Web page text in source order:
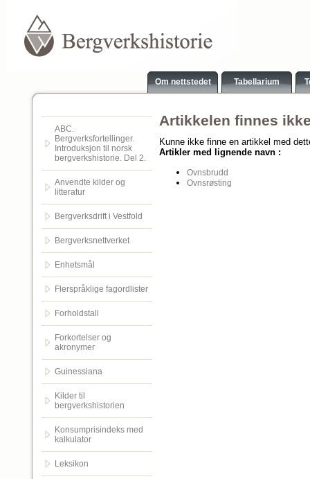
Om nettstedet Tabellarium
ABC.
Bergverksfortellinger.
Introduksjon til norsk
bergverkshistorie. Del 2.
Anvendte kilder og
litteratur
Bergverksdrift i Vestfold
Bergverksnettverket
Enhetsmål
Flerspråklige fagordlister
Forholdstall
Forkortelser og
akronymer
Guinessiana
Kilder til
bergverkshistorien
Konsumprisindeks med
kalkulator
Leksikon
Artikkelen finnes
Kunne ikke finne en artikkel med
Artikler med lignende navn :
Ovnsbrudd
Ovnsrøsting